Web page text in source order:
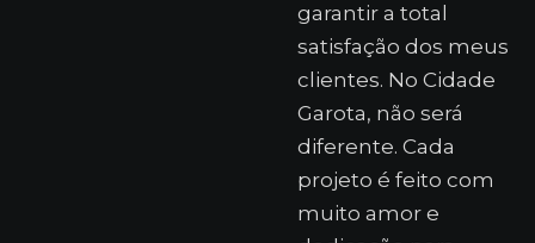
garantir a total
satisfação dos meus
clientes. No Cidade
Garota, não será
diferente. Cada
projeto é feito com
muito amor e